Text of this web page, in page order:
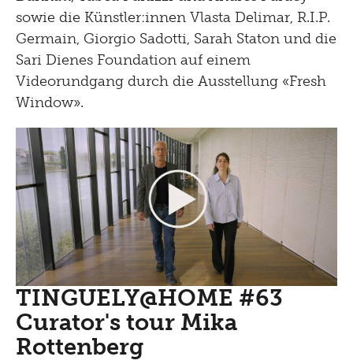
sowie die Künstler:innen Vlasta Delimar, R.I.P.
Germain, Giorgio Sadotti, Sarah Staton und die
Sari Dienes Foundation auf einem
Videorundgang durch die Ausstellung «Fresh
Window».
TINGUELY@HOME #63
Curator's tour Mika
Rottenberg